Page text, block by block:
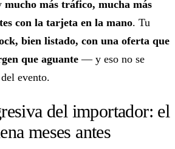
mucho más tráfico, mucha más
con la tarjeta en la mano. Tu
bien listado, con una oferta que
que aguante — y eso no se
evento.
del importador: el
meses antes